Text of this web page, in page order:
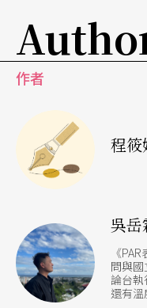
細膩，音樂屬於南
聲腔交雜的情形，甚
偶較大但僅能表現
主，能演出成套的亂
煞。兩派的戲神信
北派則拜西秦王爺
德星君等。傀儡戲
作者
程筱
吳岳
《
問與
論台執
還有溫